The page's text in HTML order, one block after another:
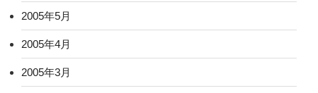
2005年5月
2005年4月
2005年3月